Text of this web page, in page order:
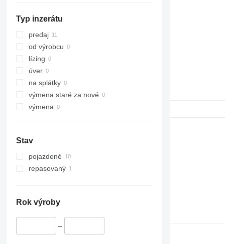
316
317
318
320
321
322
323
324
330
336
349
Typ inzerátu
predaj
od výrobcu
lízing
úver
na splátky
výmena staré za nové
výmena
Stav
pojazdené
repasovaný
Rok výroby
–